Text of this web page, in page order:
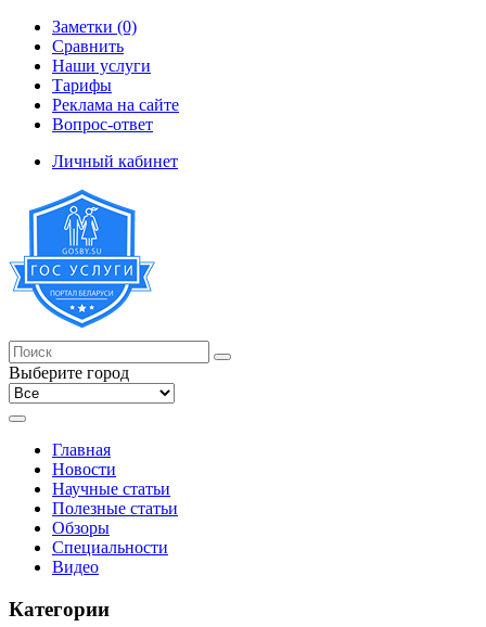
Заметки (0)
Сравнить
Наши услуги
Тарифы
Реклама на сайте
Вопрос-ответ
Личный кабинет
Выберите город
Главная
Новости
Научные статьи
Полезные статьи
Обзоры
Специальности
Видео
Категории